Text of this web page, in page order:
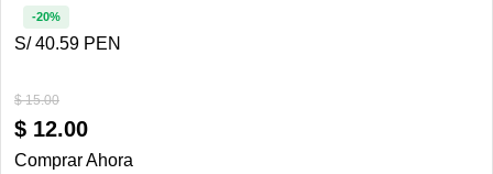
$15.00
$ 12.00
-20%
S/ 40.59 PEN
Comprar Ahora